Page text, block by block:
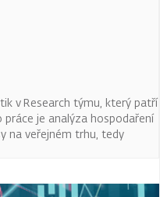
v Research týmu, který patří
je analýza hospodaření
na veřejném trhu, tedy